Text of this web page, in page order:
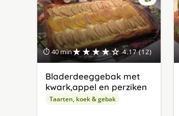
⏱ 40 min★★★★☆ 4.17 (12)
Bladerdeeggebak met
kwark,appel en perziken
Taarten, koek & gebak